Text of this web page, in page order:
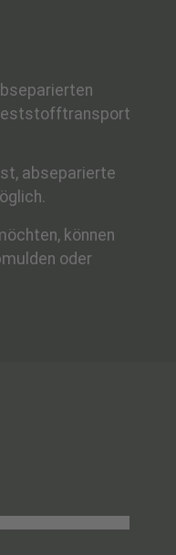
abseparierte
können
oder